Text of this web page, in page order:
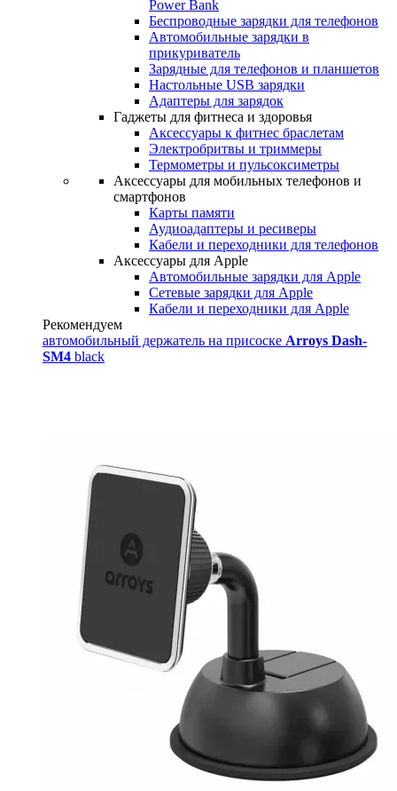
Power Bank
Беспроводные зарядки для телефонов
Автомобильные зарядки в
прикуриватель
Зарядные для телефонов и планшетов
Настольные USB зарядки
Адаптеры для зарядок
Гаджеты для фитнеса и здоровья
Аксессуары к фитнес браслетам
Электробритвы и триммеры
Термометры и пульсоксиметры
Аксессуары для мобильных телефонов и
смартфонов
Карты памяти
Аудиоадаптеры и ресиверы
Кабели и переходники для телефонов
Аксессуары для Apple
Автомобильные зарядки для Apple
Сетевые зарядки для Apple
Кабели и переходники для Apple
Рекомендуем
автомобильный держатель на присоске Arroys Dash-
SM4 black